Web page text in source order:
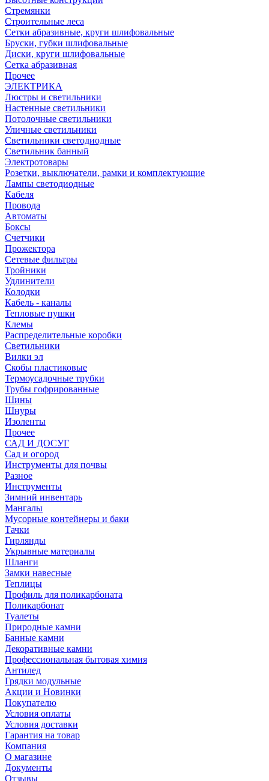
Стремянки
Строительные леса
Сетки абразивные, круги шлифовальные
Бруски, губки шлифовальные
Диски, круги шлифовальные
Сетка абразивная
Прочее
ЭЛЕКТРИКА
Люстры и светильники
Настенные светильники
Потолочные светильники
Уличные светильники
Светильники светодиодные
Светильник банный
Электротовары
Розетки, выключатели, рамки и комплектующие
Лампы светодиодные
Кабеля
Провода
Автоматы
Боксы
Счетчики
Прожектора
Сетевые фильтры
Тройники
Удлинители
Колодки
Кабель - каналы
Тепловые пушки
Клемы
Распределительные коробки
Светильники
Вилки эл
Скобы пластиковые
Термоусадочные трубки
Трубы гофрированные
Шины
Шнуры
Изоленты
Прочее
САД И ДОСУГ
Сад и огород
Инструменты для почвы
Разное
Инструменты
Зимний инвентарь
Мангалы
Мусорные контейнеры и баки
Тачки
Гирлянды
Укрывные материалы
Шланги
Замки навесные
Теплицы
Профиль для поликарбоната
Поликарбонат
Туалеты
Природные камни
Банные камни
Декоративные камни
Профессиональная бытовая химия
Антилед
Грядки модульные
Акции и Новинки
Покупателю
Условия оплаты
Условия доставки
Гарантия на товар
Компания
О магазине
Документы
Отзывы